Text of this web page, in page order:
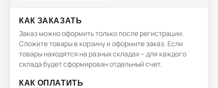
КАК ЗАКАЗАТЬ
Заказ можно оформить только после регистрации.
Сложите товары в корзину и оформите заказ. Если
товары находятся на разных складах – для каждого
склада будет сформирован отдельный счет.
КАК ОПЛАТИТЬ